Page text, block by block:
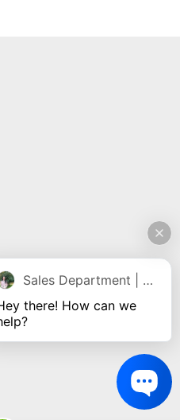
Sales Department | Chat online
there! How can we